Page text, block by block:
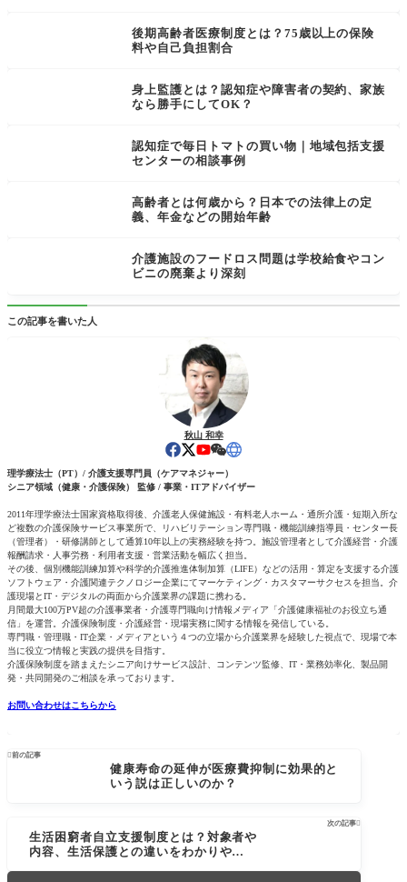
後期高齢者医療制度とは？75歳以上の保険
料や自己負担割合
身上監護とは？認知症や障害者の契約、家族
なら勝手にしてOK？
認知症で毎日トマトの買い物｜地域包括支援
センターの相談事例
高齢者とは何歳から？日本での法律上の定
義、年金などの開始年齢
介護施設のフードロス問題は学校給食やコン
ビニの廃棄より深刻
この記事を書いた人
秋山 和幸
理学療法士（PT）/ 介護支援専門員（ケアマネジャー）
シニア領域（健康・介護保険） 監修 / 事業・ITアドバイザー
2011年理学療法士国家資格取得後、介護老人保健施設・有料老人ホーム・通所介護・短期入所な
ど複数の介護保険サービス事業所で、リハビリテーション専門職・機能訓練指導員・センター長
（管理者）・研修講師として通算10年以上の実務経験を持つ。施設管理者として介護経営・介護
報酬請求・人事労務・利用者支援・営業活動を幅広く担当。
その後、個別機能訓練加算や科学的介護推進体制加算（LIFE）などの活用・算定を支援する介護
ソフトウェア・介護関連テクノロジー企業にてマーケティング・カスタマーサクセスを担当。介
護現場とIT・デジタルの両面から介護業界の課題に携わる。
月間最大100万PV超の介護事業者・介護専門職向け情報メディア「介護健康福祉のお役立ち通
信」を運営。介護保険制度・介護経営・現場実務に関する情報を発信している。
専門職・管理職・IT企業・メディアという４つの立場から介護業界を経験した視点で、現場で本
当に役立つ情報と実践の提供を目指す。
介護保険制度を踏まえたシニア向けサービス設計、コンテンツ監修、IT・業務効率化、製品開
発・共同開発のご相談を承っております。
お問い合わせはこちらから
前の記事
健康寿命の延伸が医療費抑制に効果的と
いう説は正しいのか？
次の記事
生活困窮者自立支援制度とは？対象者や
内容、生活保護との違いをわかりやすく